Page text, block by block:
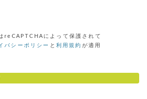
reCAPTCHAによって保護されて
バシーポリシー と 利用規約 が適用